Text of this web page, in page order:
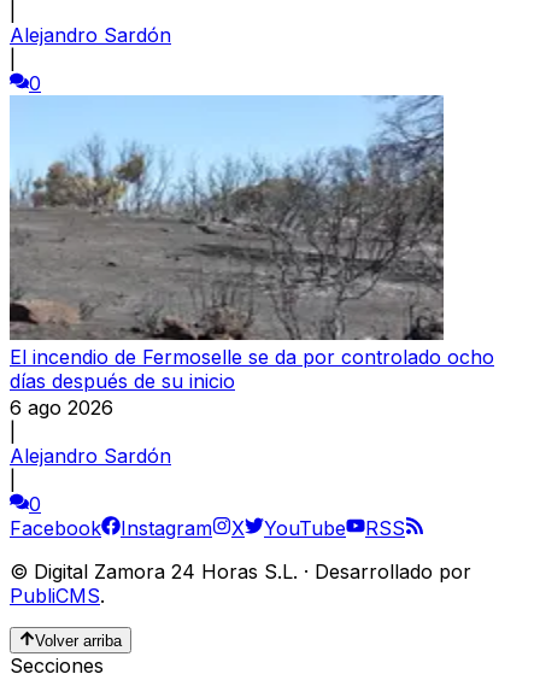
Alejandro Sardón
0
El incendio de Fermoselle se da por controlado ocho
días después de su inicio
6 ago 2026
Alejandro Sardón
0
Facebook
Instagram X YouTube
RSS
© Digital Zamora 24 Horas S.L. · Desarrollado por
PubliCMS.
Volver arriba
Secciones